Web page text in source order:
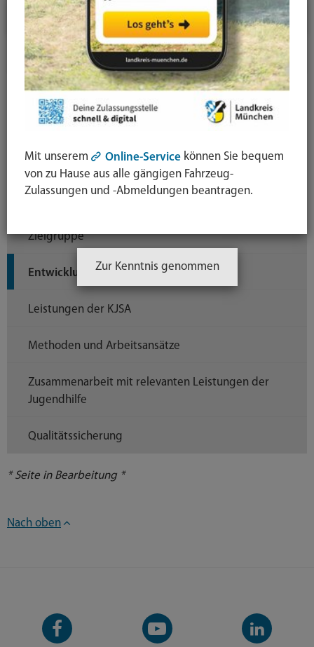
* Seite in Bearbeitung *
Kinder, Jugend und Familie
Beratung und Hilfen
Kinder- und Jugendsozialarbeit an Schulen (KJSA)
Rahmenkonzept
Prinzipien der KJSA
Die Schularten in Bayern
Zielgruppe
Entwicklungsherausforderungen
Leistungen der KJSA
Methoden und Arbeitsansätze
Zusammenarbeit mit relevanten Leistungen der
Jugendhilfe
Qualitätssicherung
Nach oben
Facebook-
Seite
YouTube-
Kanal
LinkedIn-
Kanal
Mit unserem Online-Service können Sie bequem
von zu Hause aus alle gängigen Fahrzeug-
Zulassungen und -Abmeldungen beantragen.
Zur Kenntnis genommen